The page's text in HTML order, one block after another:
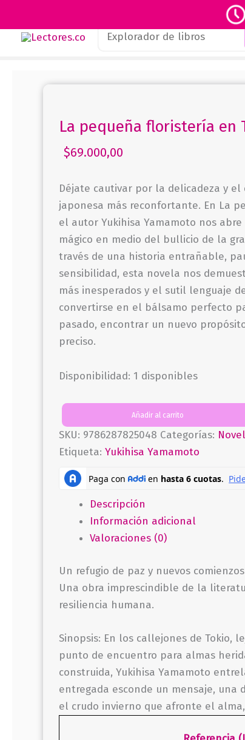
Buscar
La pequeña floristería en
$69.000,00
Déjate cautivar por la delicadeza y
japonesa más reconfortante. En La
el autor Yukihisa Yamamoto nos
mágico en medio del bullicio de la
través de una historia entrañable,
sensibilidad, esta novela nos
más inesperados y el sutil lenguaje
convertirse en el bálsamo perfecto
pasado, encontrar un nuevo
preciso.
Disponibilidad: 1 disponibles
La
pequeña
floristería
en
cantidad
Añadir al carrito
SKU: 9786287825048 Categorías:
Etiqueta: Yukihisa Yamamoto
Descripción
Información adicional
Valoraciones (0)
Un refugio de paz y nuevos
Una obra imprescindible de la
resiliencia humana.
Sinopsis: En los callejones de Tokio,
punto de encuentro para almas
construida, Yukihisa Yamamoto
entregada esconde un mensaje,
el crudo invierno que afronte el